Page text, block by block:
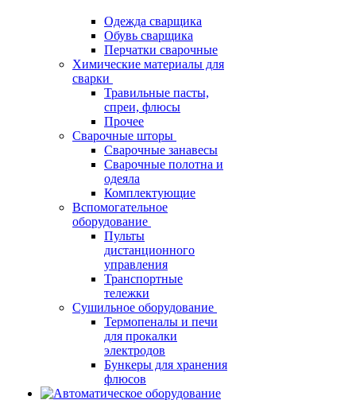
Одежда сварщика
Обувь сварщика
Перчатки сварочные
Химические материалы для
сварки
Травильные пасты,
спреи, флюсы
Прочее
Сварочные шторы
Сварочные занавесы
Сварочные полотна и
одеяла
Комплектующие
Вспомогательное
оборудование
Пульты
дистанционного
управления
Транспортные
тележки
Сушильное оборудование
Термопеналы и печи
для прокалки
электродов
Бункеры для хранения
флюсов